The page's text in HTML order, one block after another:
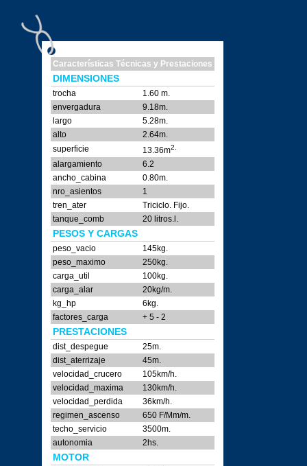
Características Técnicas y Prestaciones
DIMENSIONES
trocha
1.60 m.
envergadura
9.18m.
largo
5.28m.
alto
2.64m.
superficie
13.36m2.
alargamiento
6.2
ancho_cabina
0.80m.
nro_asientos
1
tren_ater
Triciclo. Fijo.
tanque_comb
20 litros.l.
PESOS Y CARGAS
peso_vacio
145kg.
peso_maximo
250kg.
carga_util
100kg.
carga_alar
20kg/m.
kg_hp
6kg.
factores_carga
+ 5 - 2
PRESTACIONES
dist_despegue
25m.
dist_aterrizaje
45m.
velocidad_crucero
105km/h.
velocidad_maxima
130km/h.
velocidad_perdida
36km/h.
regimen_ascenso
650 F/Mm/m.
techo_servicio
3500m.
autonomia
2hs.
MOTOR